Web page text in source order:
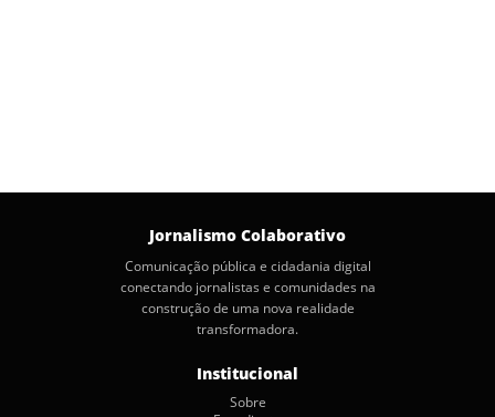
Jornalismo Colaborativo
Comunicação pública e cidadania digital
conectando jornalistas e comunidades na
construção de uma nova realidade
transformadora.
Institucional
Sobre